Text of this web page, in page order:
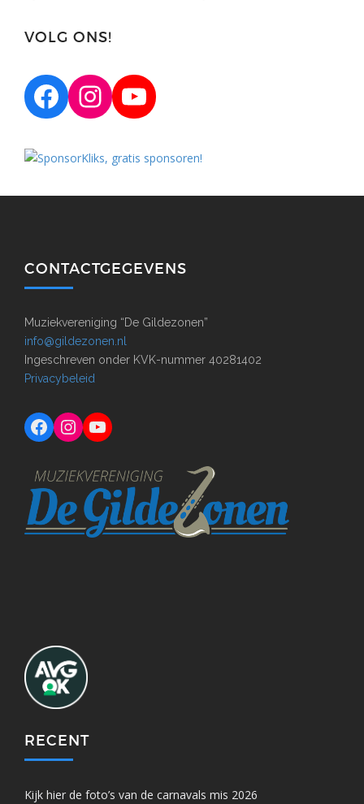
VOLG ONS!
Facebook
Instagram
YouTube
CONTACTGEGEVENS
Muziekvereniging “De Gildezonen”
info@gildezonen.nl
Ingeschreven onder KVK-nummer 40281402
Privacybeleid
Facebook
Instagram
YouTube
RECENT
Kijk hier de foto’s van de carnavals mis 2026